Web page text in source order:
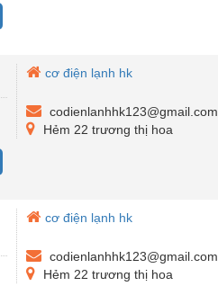
cơ điện lạnh hk
codienlanhhk123@gmail.com
Hẻm 22 trương thị hoa
cơ điện lạnh hk
codienlanhhk123@gmail.com
Hẻm 22 trương thị hoa